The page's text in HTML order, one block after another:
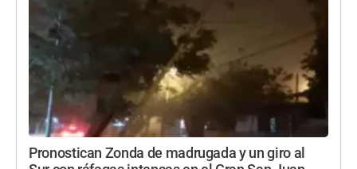
Pronostican Zonda de madrugada y un giro al